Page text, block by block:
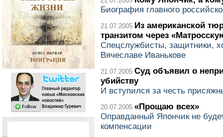
Биография главного
21.07.2005 Из американской
транзитом через
Спецслужбисты, защитники,
Вячеславе Иванькове
21.07.2005 Суд объявил о
убийству
И вступился за честь
20.07.2005 «Прощаю всех»
Оправданный Япончик не
компенсации